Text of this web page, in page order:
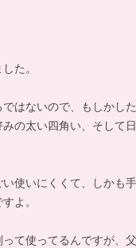
た。
はないので、もしかし
の太い四角い、そして
使いにくくて、しかも
よ。
て使ってるんですが、